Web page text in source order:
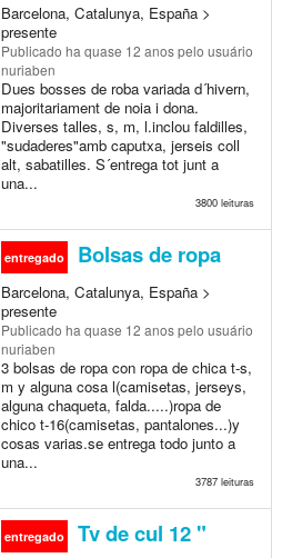
Barcelona, Catalunya, España >
presente
Publicado ha quase 12 anospelo usuário
nuriaben
Dues bosses de roba variada d´hivern,
majoritariament de noia i dona.
Diverses talles, s, m, l.inclou faldilles,
"sudaderes"amb caputxa, jerseis coll
alt, sabatilles. S´entrega tot junt a
una...
3800 leituras
entregado Bolsas de ropa
Barcelona, Catalunya, España >
presente
Publicado ha quase 12 anospelo usuário
nuriaben
3 bolsas de ropa con ropa de chica t-s,
m y alguna cosa l(camisetas, jerseys,
alguna chaqueta, falda.....)ropa de
chico t-16(camisetas, pantalones...)y
cosas varias.se entrega todo junto a
una...
3787 leituras
entregado Tv de cul 12 "